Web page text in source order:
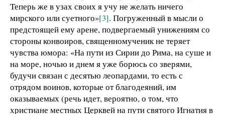
Теперь же в узах своих я учу не желать ничего
мирского или суетного»[3]. Погруженный в мысли о
предстоящей ему арене, подвергаемый унижениям со
стороны конвоиров, священномученик не теряет
чувства юмора: «На пути из Сирии до Рима, на суше и
на море, ночью и днем я уже борюсь со зверями,
будучи связан с десятью леопардами, то есть с
отрядом воинов, которые от благодеяний, им
оказываемых (речь идет, вероятно, о том, что
христиане местных Церквей на пути святого Игнатия в